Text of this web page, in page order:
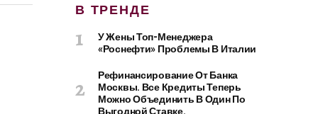
В ТРЕНДЕ
У Жены Топ-Менеджера
«Роснефти» Проблемы В Италии
Рефинансирование От Банка
Москвы. Все Кредиты Теперь
Можно Объединить В Один По